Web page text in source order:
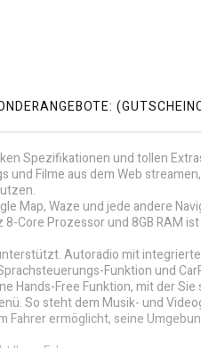
Spezifikationen und tollen
Filme aus dem Web
Map, Waze und jede andere
Prozessor und 8GB RAM
Autoradio mit
Funktion und
Hands-Free Funktion, mit der
So steht dem Musik- und
ermöglicht, seine